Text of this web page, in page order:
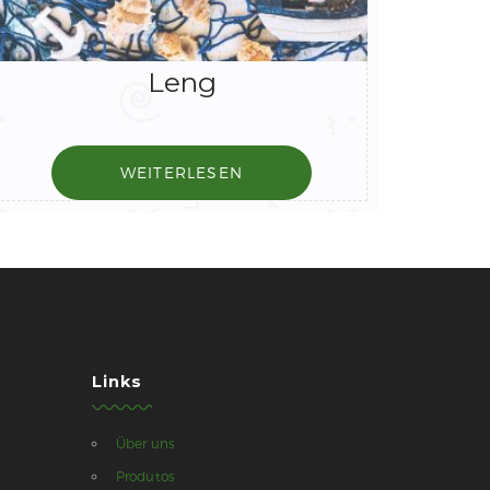
Leng
WEITERLESEN
Links
Über uns
Produtos